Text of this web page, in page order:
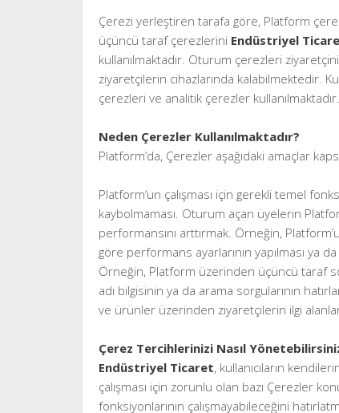
Çerezi yerleştiren tarafa göre, Platform
üçüncü taraf çerezlerini Endüstriyel
kullanılmaktadır. Oturum çerezleri
ziyaretçilerin cihazlarında kalabilmektedir.
çerezleri ve analitik çerezler kullanılmaktadır.
Neden Çerezler Kullanılmaktadır?
Platform’da, Çerezler aşağıdaki amaçlar
Platform’un çalışması için gerekli temel
kaybolmaması. Oturum açan üyelerin
performansını arttırmak. Örneğin,
göre performans ayarlarının yapılması ya
Örneğin, Platform üzerinden üçüncü taraf
adı bilgisinin ya da arama sorgularının
ve ürünler üzerinden ziyaretçilerin ilgi
Çerez Tercihlerinizi Nasıl
Endüstriyel Ticaret, kullanıcıların
çalışması için zorunlu olan bazı Çerezler
fonksiyonlarının çalışmayabileceğini